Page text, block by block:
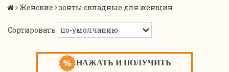
Женские зонты складные для женщин
Сортировать
НАЖАТЬ И ПОЛУЧИТЬ